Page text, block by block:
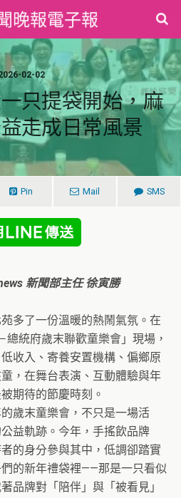
晚報電子報
02-02
只提袋開始，麻
走成日常風景
Pin Mail SMS
新聞部主任 徐寅勝
多了一份溫暖的熱鬧氣氛。在
總統府歲末聯歡童樂會」現場，
收入、寄養安置機構、偏鄉原
，在舞台表演、互動體驗與年
期待的節慶時刻。
歲末童樂會，不只是一場活
益軌跡。今年，手搖飲品牌
者的身分參與其中，低調卻踏實
的新年禮袋裡——那是一只看似
品牌對「陪伴」與「被看見」